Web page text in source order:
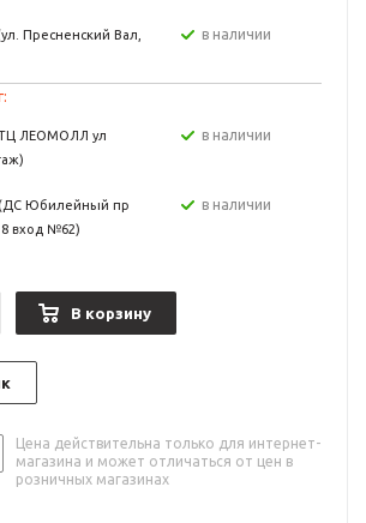
Пресненский Вал,
в наличии
ЛЕОМОЛЛ ул
в наличии
(ДС Юбилейный пр
вход №62)
в наличии
В корзину
Цена действительна только для интернет-
магазина и может отличаться от цен в
розничных магазинах